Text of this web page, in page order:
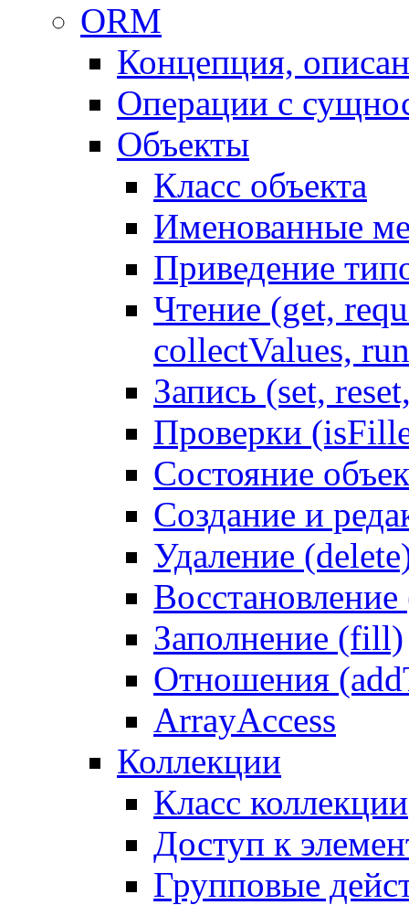
ORM
Концепция,
Операции с
Объекты
Класс объекта
Именованные
Приведение
Чтение (get,
collectValues,
Запись (set,
Проверки
Состояние
Создание и
Удаление
Заполнение (fill)
Отношения
ArrayAccess
Коллекции
Класс коллекции
Доступ к
Групповые